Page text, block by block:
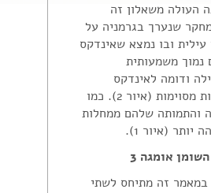
העולה משאלון זה
שנערך בגרמניה על
ובו נמצא שאינדקס
שלהם נמוך משמעותית
ודומה לאינדקס
באוכלוסיות חולות מסוימות (איור 2). כמו
והתמותה שלהם ממחלות
(איור 1).
אומגה 3
המושג אומגה 3 במאמר זה מתיחס לשתי